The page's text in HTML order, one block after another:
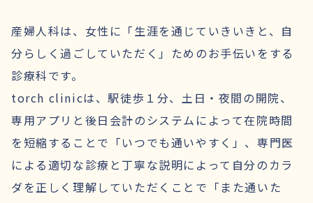
産婦人科は、女性に「生涯を通じていきいきと、自
分らしく過ごしていただく」ためのお手伝いをする
診療科です。
torch clinicは、駅徒歩１分、土日・夜間の開院、
専用アプリと後日会計のシステムによって在院時間
を短縮することで「いつでも通いやすく」、専門医
による適切な診療と丁寧な説明によって自分のカラ
ダを正しく理解していただくことで「また通いた